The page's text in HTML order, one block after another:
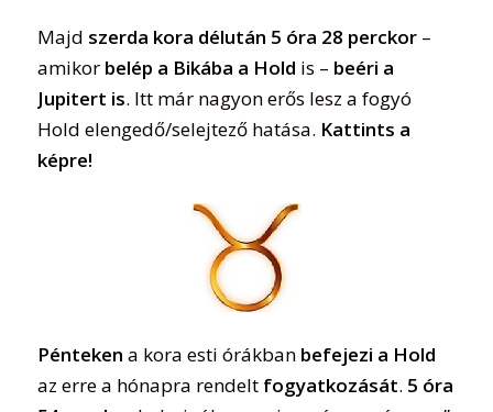
Majd szerda kora délután 5 óra 28 perckor–
amikor belép a Bikába a Hold is – beéri a
Jupitert is. Itt már nagyon erős lesz a fogyó
Hold elengedő/selejtező hatása. Kattints a
képre!
Pénteken a kora esti órákban befejezi a Hold
az erre a hónapra rendelt fogyatkozását. 5 óra